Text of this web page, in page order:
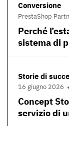
Conversione
PrestaShop
Perché
sistema di
Storie di
16 giugno 2026
Concept
servizio di